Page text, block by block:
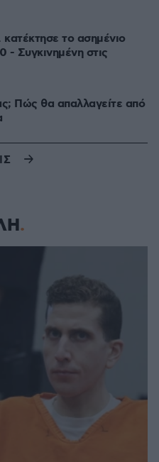
το ασημένιο
- Συγκινημένη στις
Πώς θα απαλλαγείτε από